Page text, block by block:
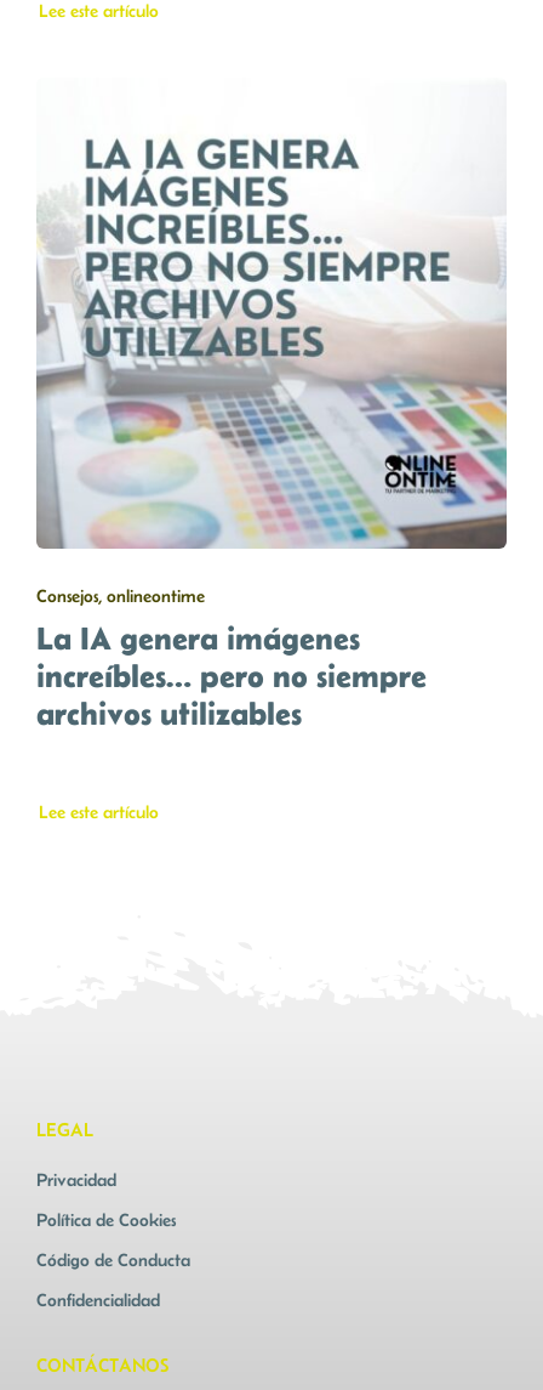
Lee este artículo
Consejos, onlineontime
La IA genera imágenes
increíbles… pero no siempre
archivos utilizables
Lee este artículo
LEGAL
Privacidad
Política de Cookies
Código de Conducta
Confidencialidad
CONTÁCTANOS